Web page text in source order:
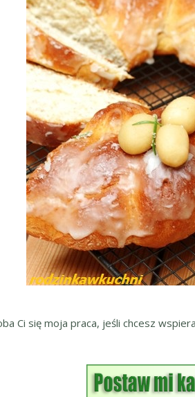
Ci się moja praca, jeśli chcesz